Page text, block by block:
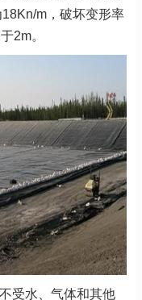
m，破坏变形率
2m。
受水、气体和其他